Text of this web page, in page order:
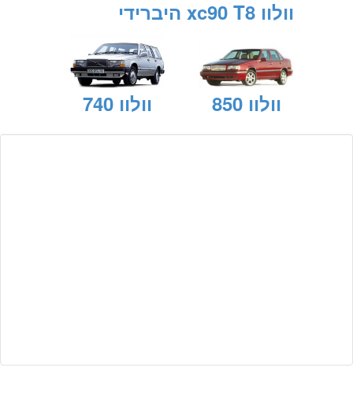
וולוו xc90 T8 היברידי
וולוו 850 וולוו 740